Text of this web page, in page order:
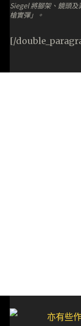
Siegel 將腳架、鏡頭
槍實彈」。
[/